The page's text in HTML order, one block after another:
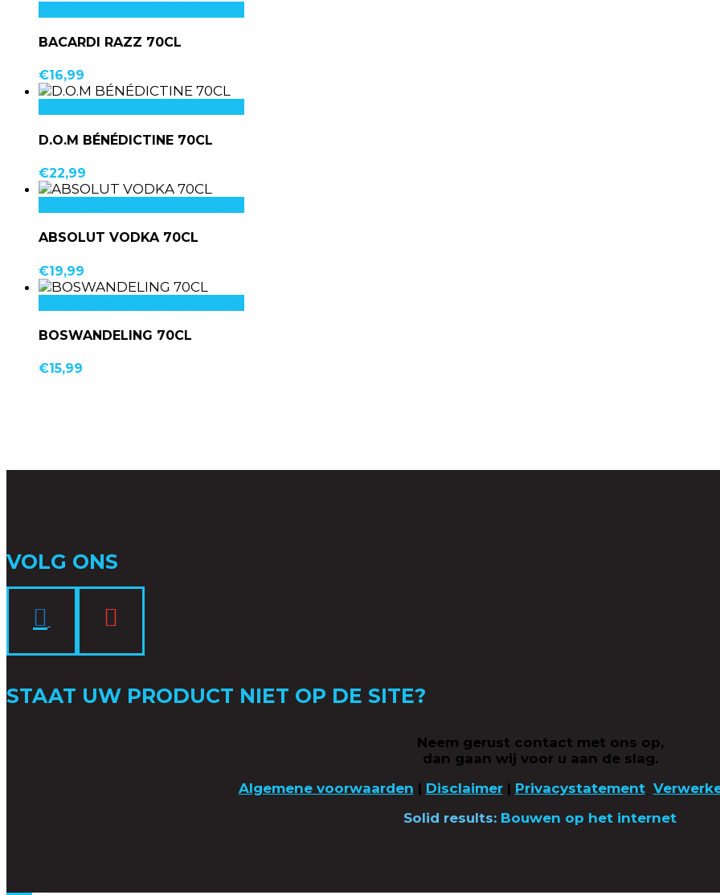
BACARDI RAZZ 70CL
€16,99
D.O.M BÉNÉDICTINE 70CL
€22,99
ABSOLUT VODKA 70CL
€19,99
BOSWANDELING 70CL
€15,99
VOLG ONS
STAAT UW PRODUCT NIET OP DE SITE?
Neem gerust contact met ons op,
dan gaan wij voor u aan de slag.
Algemene voorwaarden | Disclaimer| Privacystatement
Solid results: Bouwen op het internet